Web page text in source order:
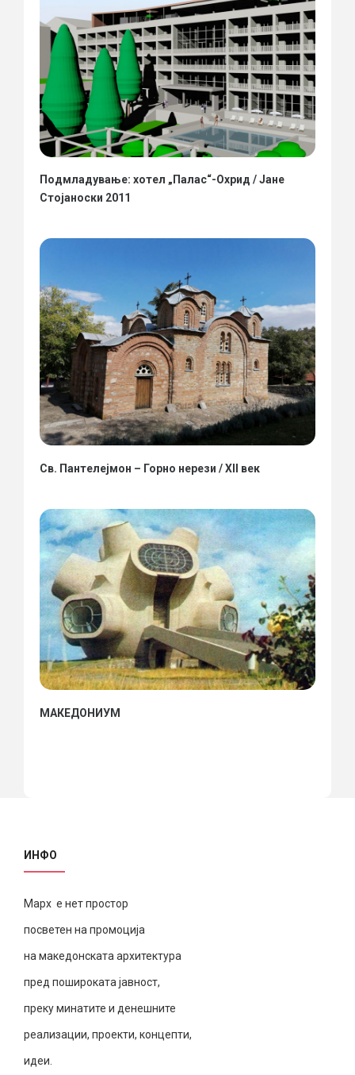
Подмладување: хотел „Палас“-Охрид / Јане
Стојаноски 2011
Св. Пантелејмон – Горно нерези / XII век
МАКЕДОНИУМ
ИНФО
Марх е нет простор
посветен на промоција
на македонската архитектура
пред пошироката јавност,
преку минатите и денешните
реализации, проекти, концепти,
идеи.